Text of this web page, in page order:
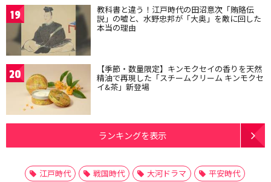
19 教科書と違う！江戸時代の田沼意次「賄賂伝
説」の嘘と、水野忠邦が「大奥」を敵に回した
本当の理由
20 【季節・数量限定】キンモクセイの香りを天然
精油で再現した「スチームクリーム キンモクセ
イ&茶」新登場
ランキングを表示
江戸時代 戦国時代 大河ドラマ
平安時代